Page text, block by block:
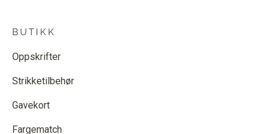
BUTIKK
Oppskrifter
Strikketilbehør
Gavekort
Fargematch